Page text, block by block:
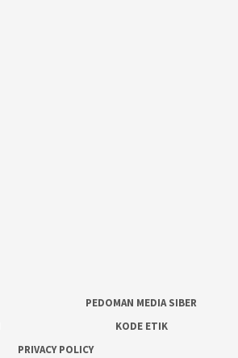
PEDOMAN MEDIA SIBER
KODE ETIK
PRIVACY POLICY